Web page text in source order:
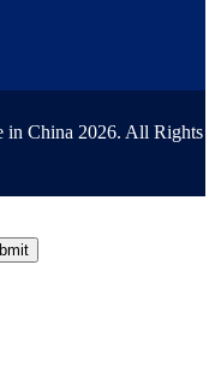
in China 2026. All Rights